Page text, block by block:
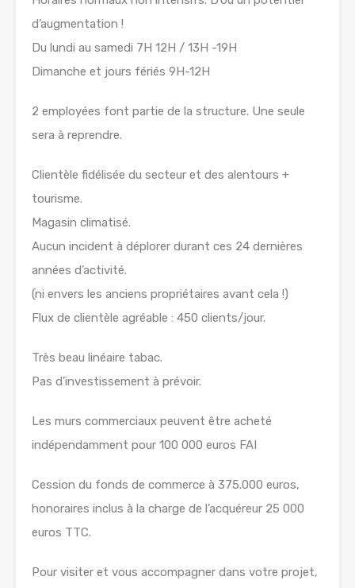
d’augmentation !
Du lundi au samedi 7H 12H / 13H -19H
Dimanche et jours fériés 9H-12H
2 employées font partie de la structure. Une seule
sera à reprendre.
Clientèle fidélisée du secteur et des alentours +
tourisme.
Magasin climatisé.
Aucun incident à déplorer durant ces 24 dernières
années d’activité.
(ni envers les anciens propriétaires avant cela !)
Flux de clientèle agréable : 450 clients/jour.
Très beau linéaire tabac.
Pas d’investissement à prévoir.
Les murs commerciaux peuvent être acheté
indépendamment pour 100 000 euros FAI
Cession du fonds de commerce à 375.000 euros,
honoraires inclus à la charge de l’acquéreur 25 000
euros TTC.
Pour visiter et vous accompagner dans votre projet,